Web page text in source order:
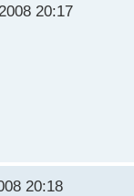
20:17
20:18